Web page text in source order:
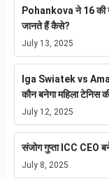
Pohankova ने 16 की
जानते हैं कैसे?
July 13, 2025
Iga Swiatek vs
कौन बनेगा महिला टेनिस
July 12, 2025
संजोग गुप्ता ICC CEO
July 8, 2025